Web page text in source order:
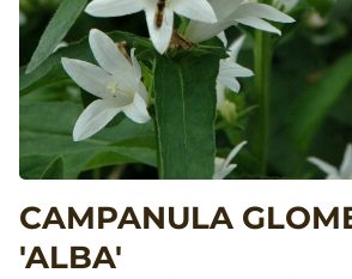
CAMPANULA
'ALBA'